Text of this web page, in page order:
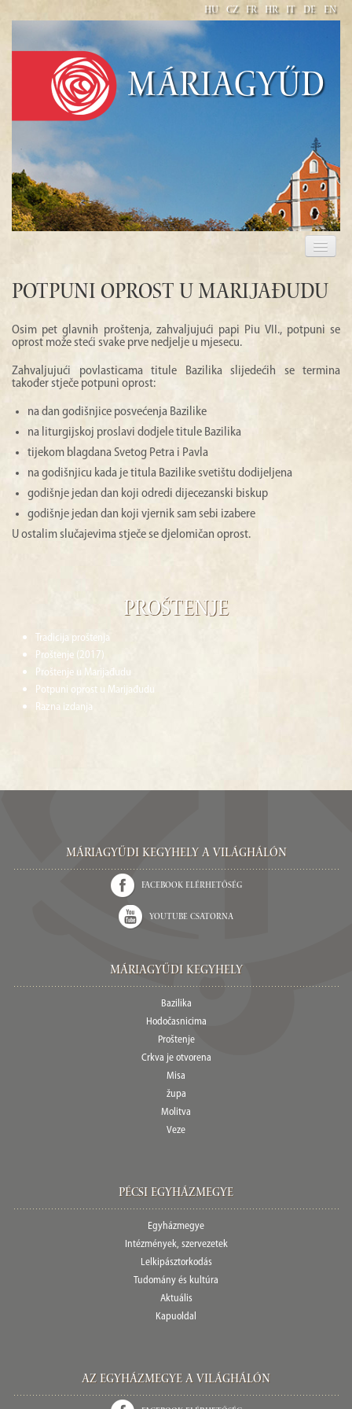
HU CZ FR HR IT DE EN
Máriagyűd
HODOČASNICIMA
CRKVA JE OTVORENA
MISA
ŽUPA
MOLITVA
VEZE
Potpuni oprost u Marijađudu
Osim pet glavnih proštenja, zahvaljujući papi Piu VII., potpuni se
oprost može steći svake prve nedjelje u mjesecu.
Zahvaljujući povlasticama titule Bazilika slijedećih se termina
također stječe potpuni oprost:
na dan godišnjice posvećenja Bazilike
na liturgijskoj proslavi dodjele titule Bazilika
tijekom blagdana Svetog Petra i Pavla
na godišnjicu kada je titula Bazilike svetištu dodijeljena
godišnje jedan dan koji odredi dijecezanski biskup
godišnje jedan dan koji vjernik sam sebi izabere
U ostalim slučajevima stječe se djelomičan oprost.
Proštenje
Tradicija proštenja
Proštenje (2017)
Proštenje u Marijađudu
Potpuni oprost u Marijađudu
Razna izdanja
Máriagyűdi Kegyhely a világhálón
Facebook elérhetőség
Youtube csatorna
Máriagyűdi Kegyhely
Bazilika
Hodočasnicima
Proštenje
Crkva je otvorena
Misa
župa
Molitva
Veze
Pécsi egyházmegye
Egyházmegye
Intézmények, szervezetek
Lelkipásztorkodás
Tudomány és kultúra
Aktuális
Kapuoldal
Az Egyházmegye a világhálón